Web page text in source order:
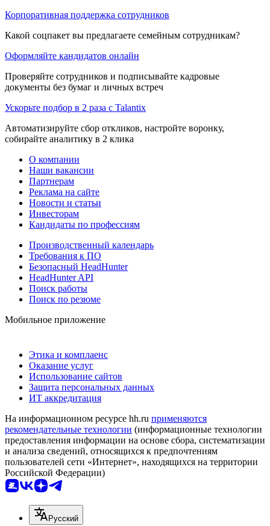
Корпоративная поддержка сотрудников
Какой соцпакет вы предлагаете семейным сотрудникам?
Оформляйте кандидатов онлайн
Проверяйте сотрудников и подписывайте кадровые
документы без бумаг и личных встреч
Ускорьте подбор в 2 раза с Talantix
Автоматизируйте сбор откликов, настройте воронку,
собирайте аналитику в 2 клика
О компании
Наши вакансии
Партнерам
Реклама на сайте
Новости и статьи
Инвесторам
Кандидаты по профессиям
Производственный календарь
Требования к ПО
Безопасный HeadHunter
HeadHunter API
Поиск работы
Поиск по резюме
Мобильное приложение
Этика и комплаенс
Оказание услуг
Использование сайтов
Защита персональных данных
ИТ аккредитация
На информационном ресурсе hh.ru применяются
рекомендательные технологии (информационные технологии
предоставления информации на основе сбора, систематизации
и анализа сведений, относящихся к предпочтениям
пользователей сети «Интернет», находящихся на территории
Российской Федерации)
Русский